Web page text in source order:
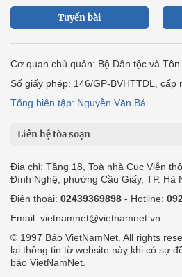
Tuyến bài
Cơ quan chủ quản: Bộ Dân tộc và Tôn
Số giấy phép: 146/GP-BVHTTDL, cấp
Tổng biên tập: Nguyễn Văn Bá
Liên hệ tòa soạn
Địa chỉ: Tầng 18, Toà nhà Cục Viễn
Đình Nghệ, phường Cầu Giấy, TP. Hà
Điện thoại: 02439369898 - Hotline:
Email: vietnamnet@vietnamnet.vn
© 1997 Báo VietNamNet. All rights
lại thông tin từ website này khi có sự
báo VietNamNet.